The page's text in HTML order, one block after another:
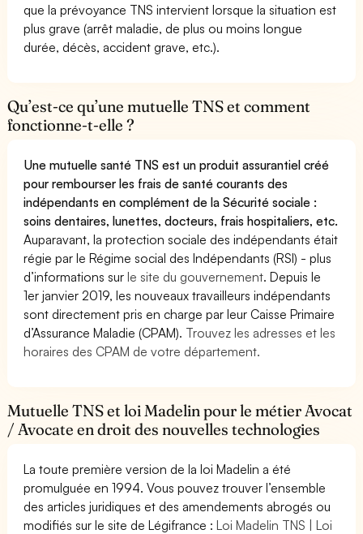
que la prévoyance TNS intervient lorsque la situation est
plus grave (arrêt maladie, de plus ou moins longue
durée, décès, accident grave, etc.).
Qu’est-ce qu’une mutuelle TNS et comment
fonctionne-t-elle ?
Une mutuelle santé TNS est un produit assurantiel créé
pour rembourser les frais de santé courants des
indépendants en complément de la Sécurité sociale :
soins dentaires, lunettes, docteurs, frais hospitaliers, etc.
Auparavant, la protection sociale des indépendants était
régie par le Régime social des Indépendants (RSI) - plus
d’informations surle site du gouvernement. Depuis le
1er janvier 2019, les nouveaux travailleurs indépendants
sont directement pris en charge par leur Caisse Primaire
d’Assurance Maladie (CPAM). Trouvez les adresses et les
horaires des CPAM de votre département.
Mutuelle TNS et loi Madelin pour le métier Avocat
/ Avocate en droit des nouvelles technologies
La toute première version de la loi Madelin a été
promulguée en 1994. Vous pouvez trouver l’ensemble
des articles juridiques et des amendements abrogés ou
modifiés sur le site de Légifrance :Loi Madelin TNS | Loi